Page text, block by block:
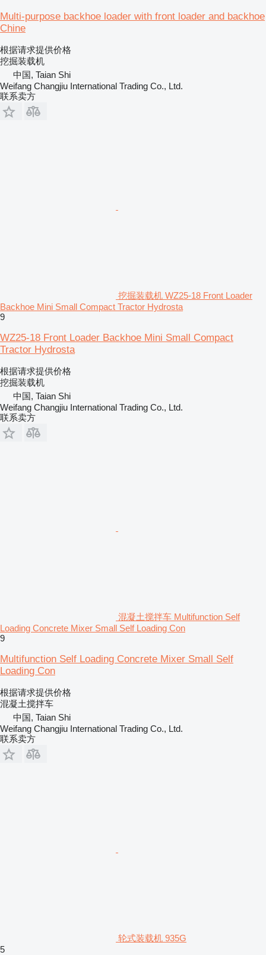
Multi-purpose backhoe loader with front loader and backhoe
Chine
根据请求提供价格
挖掘装载机
中国, Taian Shi
Weifang Changjiu International Trading Co., Ltd.
联系卖方
挖掘装载机 WZ25-18 Front Loader
Backhoe Mini Small Compact Tractor Hydrosta
9
WZ25-18 Front Loader Backhoe Mini Small Compact
Tractor Hydrosta
根据请求提供价格
挖掘装载机
中国, Taian Shi
Weifang Changjiu International Trading Co., Ltd.
联系卖方
混凝土搅拌车 Multifunction Self
Loading Concrete Mixer Small Self Loading Con
9
Multifunction Self Loading Concrete Mixer Small Self
Loading Con
根据请求提供价格
混凝土搅拌车
中国, Taian Shi
Weifang Changjiu International Trading Co., Ltd.
联系卖方
轮式装载机 935G
5